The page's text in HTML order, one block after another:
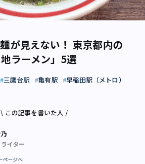
が見えない！ 東京都内の
地ラーメン」5選
三鷹台駅 亀有駅
早稲田駅（メトロ）
\ この記事を書いた人 /
イター
ページへ